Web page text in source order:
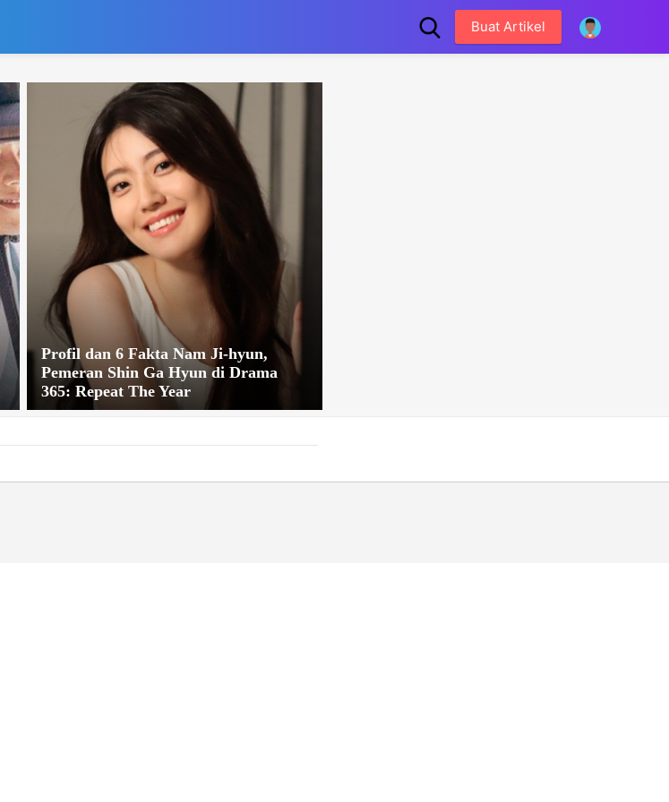
Buat Artikel
Profil dan 6 Fakta Nam Ji-hyun,
Pemeran Shin Ga Hyun di Drama
365: Repeat The Year